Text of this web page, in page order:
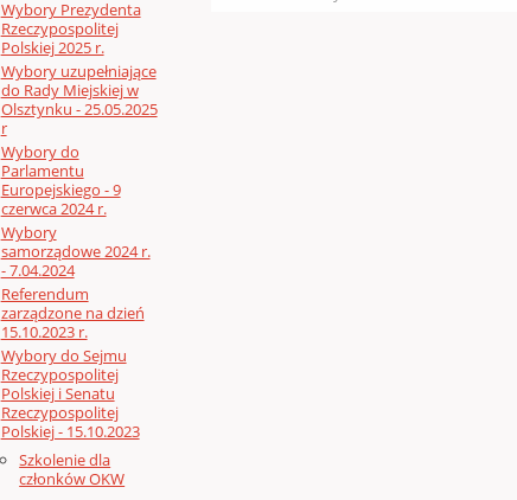
Wybory Prezydenta
Rzeczypospolitej
Polskiej 2025 r.
Wybory uzupełniające
do Rady Miejskiej w
Olsztynku - 25.05.2025
r
Wybory do
Parlamentu
Europejskiego - 9
czerwca 2024 r.
Wybory
samorządowe 2024 r.
- 7.04.2024
Referendum
zarządzone na dzień
15.10.2023 r.
Wybory do Sejmu
Rzeczypospolitej
Polskiej i Senatu
Rzeczypospolitej
Polskiej - 15.10.2023
Szkolenie dla
członków OKW